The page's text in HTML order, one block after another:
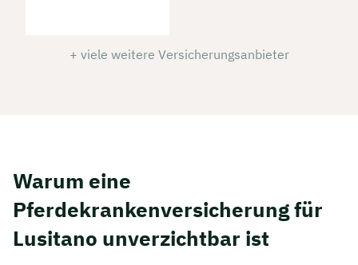
+ viele weitere Versicherungsanbieter
Warum eine
Pferdekrankenversicherung für
Lusitano unverzichtbar ist